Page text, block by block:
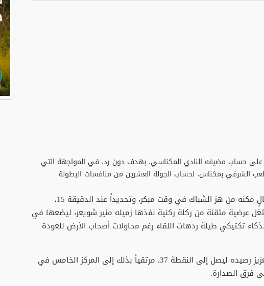
حساب مضيفه النادي المكناسي، بهدف دون رد، في المواجهة التي
الشرفي بمكناس، لحساب الجولة العشرين من منافسات البطولة
ودخل الفريق البرتقالي المباراة بتركيز عالٍ مكنه من هز الشباك في وقت مبكر، وتحديداً عند الدقيقة 15،
عرضية متقنة من ركلة ركنية نفذها زميله منير شويعر، ليضعها في
تكتيكي طيلة ردهات اللقاء رغم محاولات أصحاب الأرض للعودة
وبهذه النتيجة، نجح نهضة بركان في تعزيز رصيده ليصل إلى النقطة 37، مرتقياً بذلك إلى المركز الخامس في
فرق الصدارة.